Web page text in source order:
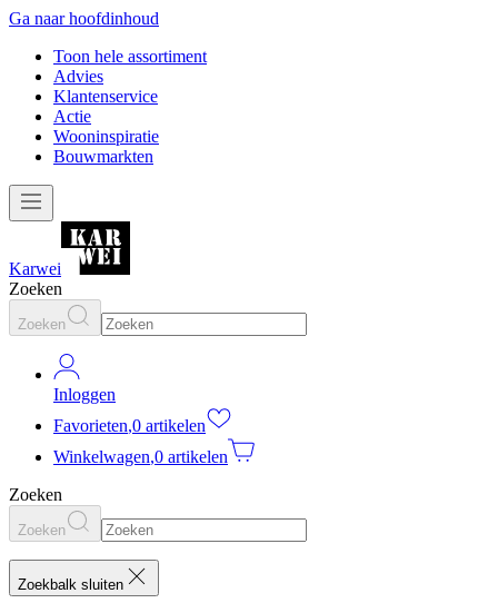
Ga naar hoofdinhoud
Toon hele assortiment
Advies
Klantenservice
Actie
Wooninspiratie
Bouwmarkten
Karwei
Zoeken
Zoeken
Inloggen
Favorieten,0 artikelen
Winkelwagen,0 artikelen
Zoeken
Zoeken
Zoekbalk sluiten